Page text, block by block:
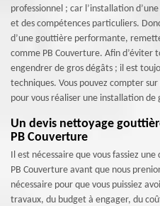
professionnel ; car l’installation
et des compétences particuliers.
d’une gouttière performante,
comme PB Couverture. Afin d’éviter
engendrer de gros dégâts ; il est
techniques. Vous pouvez compter
pour vous réaliser une installation de
Un devis nettoyage
PB Couverture
Il est nécessaire que vous fassiez
PB Couverture avant que nous
nécessaire pour que vous puissiez
travaux, du budget à engager, du